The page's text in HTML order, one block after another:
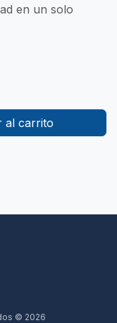
en un solo
al carrito
© 2026